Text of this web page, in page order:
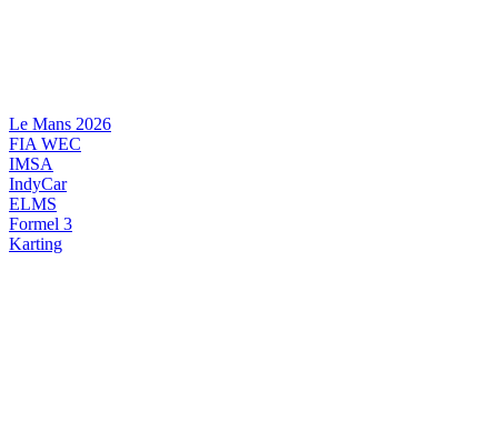
Le Mans 2026
FIA WEC
IMSA
IndyCar
ELMS
Formel 3
Karting